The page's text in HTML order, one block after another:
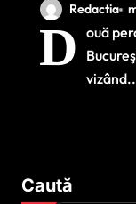
Redactia
D ouă
Caută